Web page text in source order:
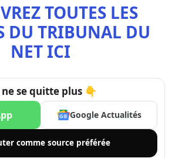
TOUTES LES
DU TRIBUNAL DU
NET ICI
ne se quitte plus 👇
Google Actualités
comme source préférée